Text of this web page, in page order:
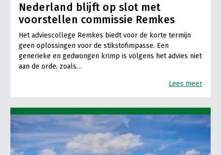
Nederland blijft op slot met
voorstellen commissie Remkes
Het adviescollege Remkes biedt voor de korte termijn
geen oplossingen voor de stikstofimpasse. Een
generieke en gedwongen krimp is volgens het advies niet
aan de orde, zoals…
Lees meer